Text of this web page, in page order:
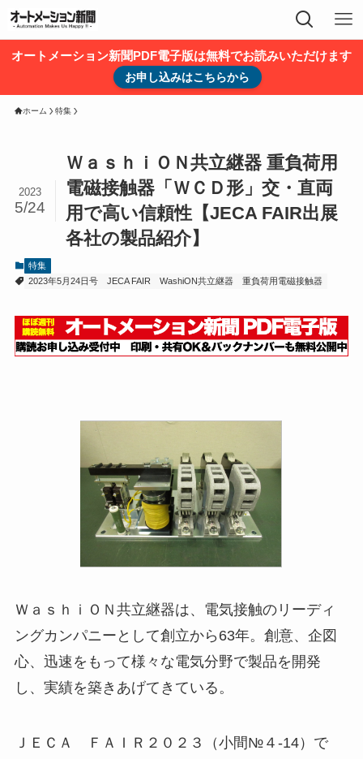
オートメーション新聞PDF電子版は無料でお読みいただけます
お申し込みはこちらから
ホーム 特集
ＷａｓｈｉＯＮ共立継器 重負荷用
電磁接触器「ＷＣＤ形」交・直両
用で高い信頼性【JECA FAIR出展
各社の製品紹介】
2023
5/24
特集
2023年5月24日号
JECA FAIR WashiON共立継器 重負荷用電磁接触器
ＷａｓｈｉＯＮ共立継器は、電気接触のリーディ
ングカンパニーとして創立から63年。創意、企図
心、迅速をもって様々な電気分野で製品を開発
し、実績を築きあげてきている。
ＪＥＣＡ ＦＡＩＲ２０２３（小間№４-14）で